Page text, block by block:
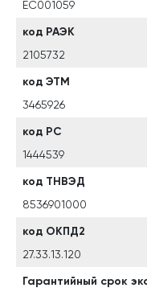
EC001059
код РАЭК
2105732
код ЭТМ
3465926
код РС
1444539
код ТНВЭД
8536901000
код ОКПД2
27.33.13.120
Гарантийный срок